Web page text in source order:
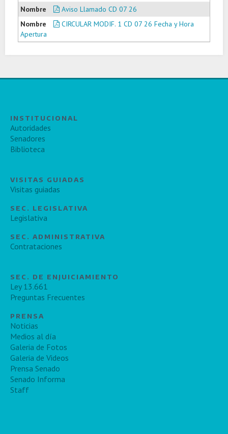
Aviso Llamado CD 07 26
CIRCULAR MODIF. 1 CD 07 26 Fecha y Hora
Apertura
INSTITUCIONAL
Autoridades
Senadores
Biblioteca
VISITAS GUIADAS
Visitas guiadas
SEC. LEGISLATIVA
Legislativa
SEC. ADMINISTRATIVA
Contrataciones
SEC. DE ENJUICIAMIENTO
Ley 13.661
Preguntas Frecuentes
PRENSA
Noticias
Medios al día
Galeria de Fotos
Galeria de Videos
Prensa Senado
Senado Informa
Staff